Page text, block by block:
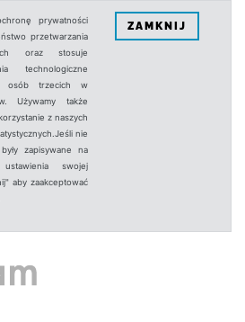
prywatności
przetwarzania
oraz stosuje
technologiczne
osób trzecich w
Używamy także
z naszych
nie
zapisywane na
swojej
aby zaakceptować
ZAMKNIJ